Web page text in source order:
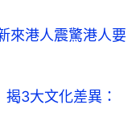
來港人震驚港人要
3大文化差異：